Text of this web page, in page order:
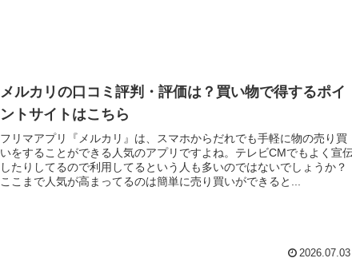
メルカリの口コミ評判・評価は？買い物で得するポイ
ントサイトはこちら
フリマアプリ『メルカリ』は、スマホからだれでも手軽に物の売り買
いをすることができる人気のアプリですよね。テレビCMでもよく宣
したりしてるので利用してるという人も多いのではないでしょうか？
ここまで人気が高まってるのは簡単に売り買いができると...
2026.07.03